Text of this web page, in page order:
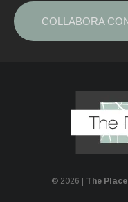
COLLABORA
© 2026 | The